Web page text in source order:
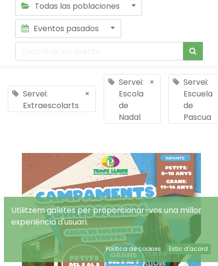
Todas las poblaciones
Eventos pasados
Servei:
Extraescolarts
×
Servei:
Escola
de
Nadal
×
Servei:
Escuela
de
Pascua
Utilitzem galetes per proporcionar-vos una millor
experiència d'usuari.
Política de cookies Estic d'acord